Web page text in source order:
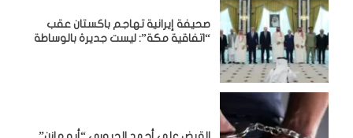
صحيفة إيرانية تهاجم باكستان عقب
“اتفاقية مكة”: ليست جديرة بالوساطة